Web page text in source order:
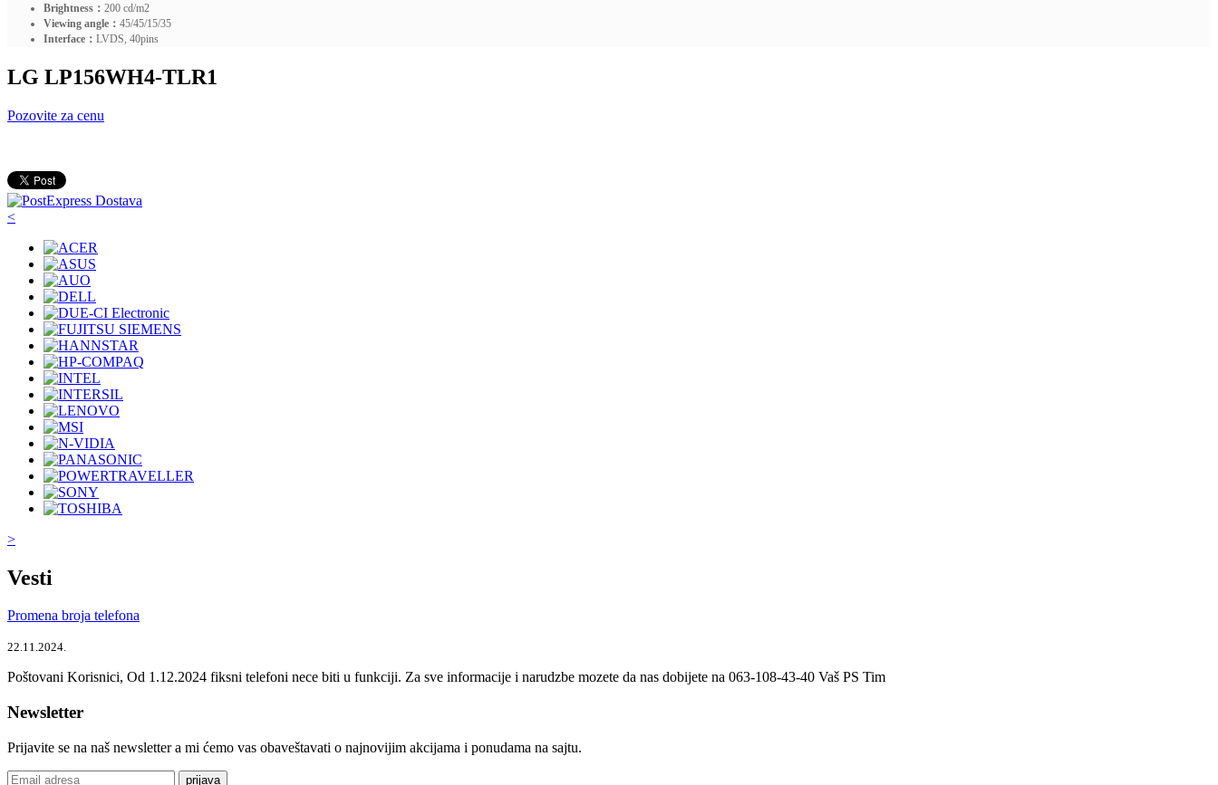
Brightness： 200 cd/m2
Viewing angle： 45/45/15/35
Interface： LVDS, 40pins
LG LP156WH4-TLR1
Pozovite za cenu
<
>
Vesti
Promena broja telefona
22.11.2024.
Poštovani Korisnici, Od 1.12.2024 fiksni telefoni nece biti u funkciji. Za sve informacije i narudzbe mozete da nas dobijete na 063-108-43-40 Vaš PS Tim
Newsletter
Prijavite se na naš newsletter a mi ćemo vas obaveštavati o najnovijim akcijama i ponudama na sajtu.
prijava